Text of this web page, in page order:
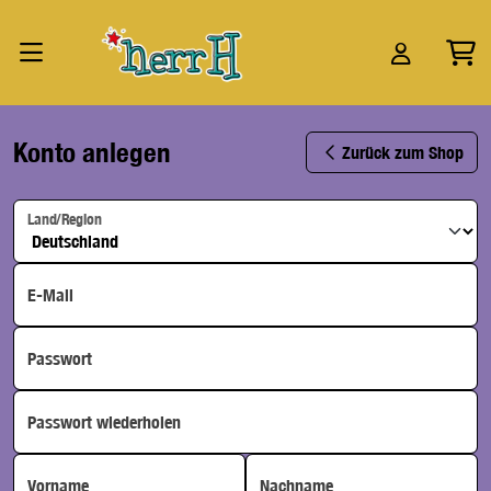
Konto anlegen Zurück zum Shop
Land/Region
E-Mail
Passwort
Passwort wiederholen
Vorname Nachname